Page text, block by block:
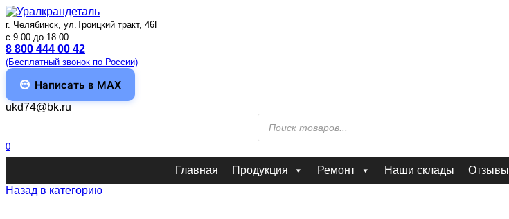
Перейти
к
содержанию
г. Челябинск, ул.Троицкий тракт, 46Г
c 9.00 до 18.00
8 800 444 00 42
(Бесплатный звонок по России)
Написать в MAX
ukd74@bk.ru
Поиск
товаров
0
Главная Продукция Ремонт Наши склады Отзывы
Назад в категорию